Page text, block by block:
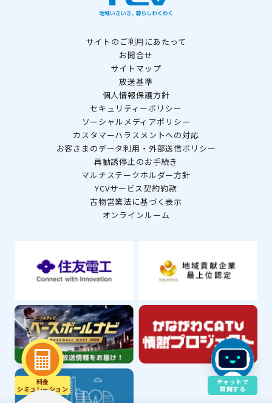
料金
シミュレ－ション
サイトのご利用にあたって
お問合せ
サイトマップ
放送基準
個人情報保護方針
セキュリティーポリシー
ソーシャルメディアポリシー
カスタマーハラスメントへの対応
お客さまのデータ利用・外部送信ポリシー
再勧誘停止のお手続き
マルチステークホルダー方針
YCVサービス契約約款
古物営業法に基づく表示
オンラインルーム
チャットで
質問する